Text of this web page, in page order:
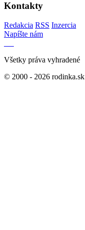
Kontakty
Redakcia RSS Inzercia
Napíšte nám
Všetky práva vyhradené
© 2000 - 2026 rodinka.sk